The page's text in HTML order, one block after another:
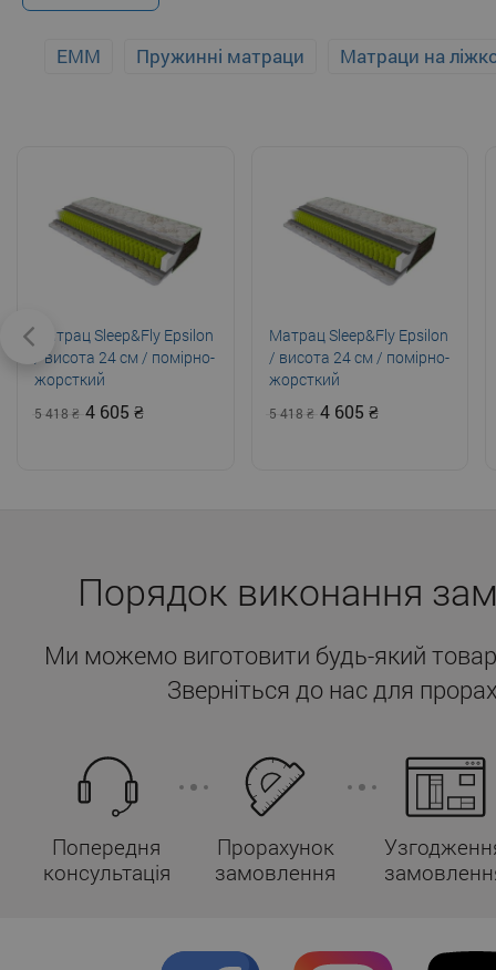
EMM Пружинні матраци Матраци на
Матрац Sleep&Fly Epsilon
/ висота 24 см / помірно-
жорсткий
5 418 4 605
Матрац Sleep&Fly Epsilon
/ висота 24 см / помірно-
жорсткий
5 418 4 605
Порядок виконання
Ми можемо виготовити будь-який
Зверніться до нас для
Попередня
консультація
Прорахунок
замовлення